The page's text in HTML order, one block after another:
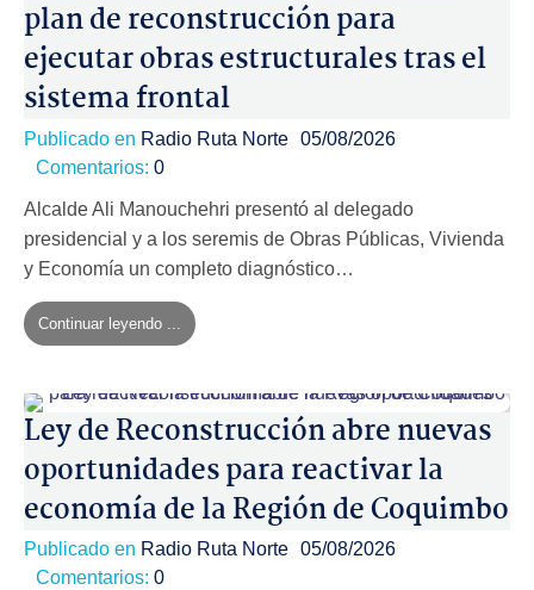
plan de reconstrucción para
ejecutar obras estructurales tras el
sistema frontal
Publicado en Radio Ruta Norte 05/08/2026
Comentarios: 0
Alcalde Ali Manouchehri presentó al delegado
presidencial y a los seremis de Obras Públicas, Vivienda
y Economía un completo diagnóstico…
Continuar leyendo ...
Ley de Reconstrucción abre nuevas
oportunidades para reactivar la
economía de la Región de Coquimbo
Publicado en Radio Ruta Norte 05/08/2026
Comentarios: 0